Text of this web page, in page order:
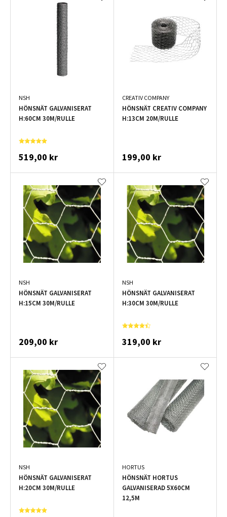
NSH
HÖNSNÄT GALVANISERAT
H:60CM 30M/RULLE
519,00 kr
CREATIV COMPANY
HÖNSNÄT CREATIV COMPANY
H:13CM 20M/RULLE
199,00 kr
NSH
HÖNSNÄT GALVANISERAT
H:15CM 30M/RULLE
209,00 kr
NSH
HÖNSNÄT GALVANISERAT
H:30CM 30M/RULLE
319,00 kr
NSH
HÖNSNÄT GALVANISERAT
H:20CM 30M/RULLE
HORTUS
HÖNSNÄT HORTUS
GALVANISERAD 5X60CM
12,5M